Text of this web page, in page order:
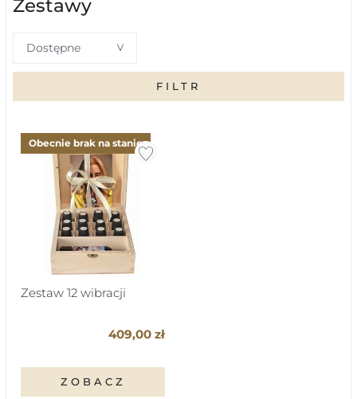
Zestawy
FILTR
Obecnie brak na stanie
Zestaw 12 wibracji
409,00 zł
ZOBACZ